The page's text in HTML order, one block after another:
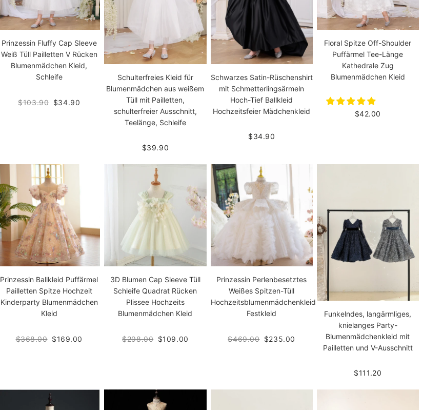
Prinzessin Fluffy Cap Sleeve
Weiß Tüll Pailletten V Rücken
Blumenmädchen Kleid,
Schleife
$103.90 $34.90
Schulterfreies Kleid für
Blumenmädchen aus weißem
Tüll mit Pailletten,
schulterfreier Ausschnitt,
Teelänge, Schleife
$39.90
Schwarzes Satin-Rüschenshirt
mit Schmetterlingsärmeln
Hoch-Tief Ballkleid
Hochzeitsfeier Mädchenkleid
$34.90
Floral Spitze Off-Shoulder
Puffärmel Tee-Länge
Kathedrale Zug
Blumenmädchen Kleid
$42.00
Prinzessin Ballkleid Puffärmel
Pailletten Spitze Hochzeit
Kinderparty Blumenmädchen
Kleid
$368.00 $169.00
3D Blumen Cap Sleeve Tüll
Schleife Quadrat Rücken
Plissee Hochzeits
Blumenmädchen Kleid
$298.00 $109.00
Prinzessin Perlenbesetztes
Weißes Spitzen-Tüll
Hochzeitsblumenmädchenkleid
Festkleid
$469.00 $235.00
Funkelndes, langärmliges,
knielanges Party-
Blumenmädchenkleid mit
Pailletten und V-Ausschnitt
$111.20